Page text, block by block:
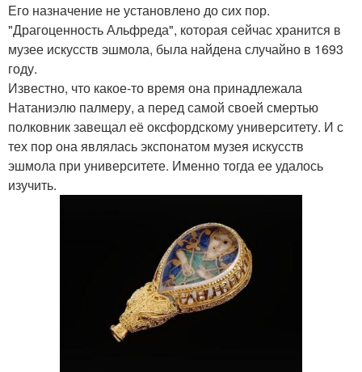
Его назначение не установлено до сих пор.
"Драгоценность Альфреда", которая сейчас хранится в
музее искусств эшмола, была найдена случайно в 1693
году.
Известно, что какое-то время она принадлежала
Натаниэлю палмеру, а перед самой своей смертью
полковник завещал её оксфордскому университету. И с
тех пор она являлась экспонатом музея искусств
эшмола при университете. Именно тогда ее удалось
изучить.